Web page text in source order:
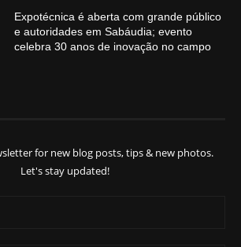
Expotécnica é aberta com grande público
e autoridades em Sabáudia; evento
celebra 30 anos de inovação no campo
for new blog posts, tips & new photos.
Let's stay updated!